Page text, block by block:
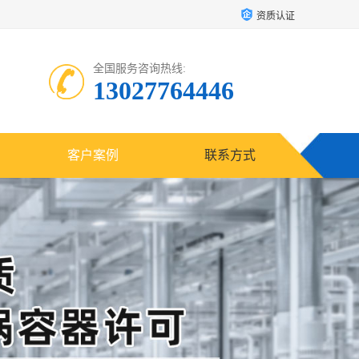
资质认证
全国服务咨询热线:
13027764446
客户案例 联系方式